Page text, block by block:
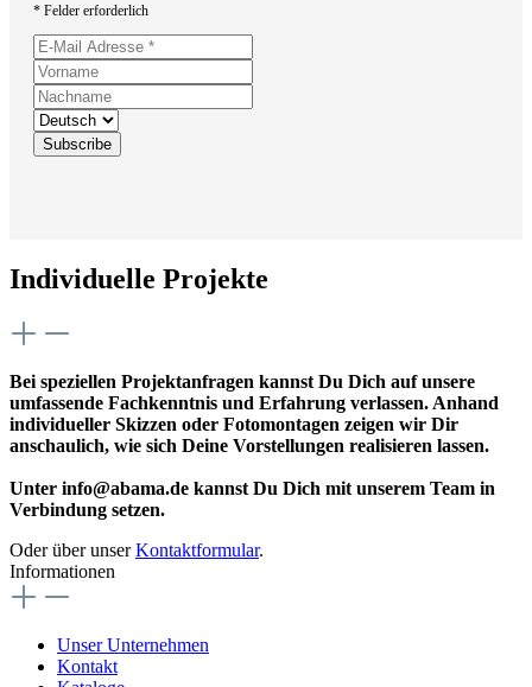
* Felder erforderlich
Individuelle Projekte
Bei speziellen Projektanfragen kannst Du Dich auf unsere
umfassende Fachkenntnis und Erfahrung verlassen. Anhand
individueller Skizzen oder Fotomontagen zeigen wir Dir
anschaulich, wie sich Deine Vorstellungen realisieren lassen.
Unter info@abama.de kannst Du Dich mit unserem Team in
Verbindung setzen.
Oder über unserKontaktformular.
Informationen
Unser Unternehmen
Kontakt